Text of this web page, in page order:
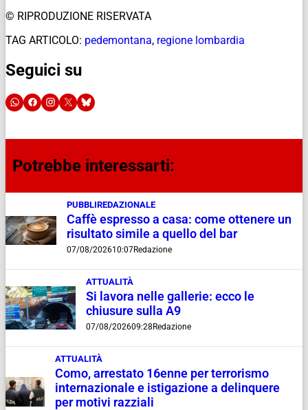
© RIPRODUZIONE RISERVATA
TAG ARTICOLO: pedemontana, regione lombardia
Seguici su
Potrebbe interessarti:
PUBBLIREDAZIONALE
Caffè espresso a casa: come ottenere un
risultato simile a quello del bar
07/08/202610:07Redazione
ATTUALITÀ
Si lavora nelle gallerie: ecco le
chiusure sulla A9
07/08/202609:28Redazione
ATTUALITÀ
Como, arrestato 16enne per terrorismo
internazionale e istigazione a delinquere
per motivi razziali